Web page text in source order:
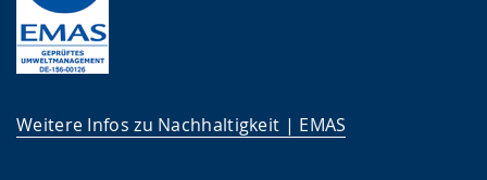
Weitere Infos zu Nachhaltigkeit | EMAS